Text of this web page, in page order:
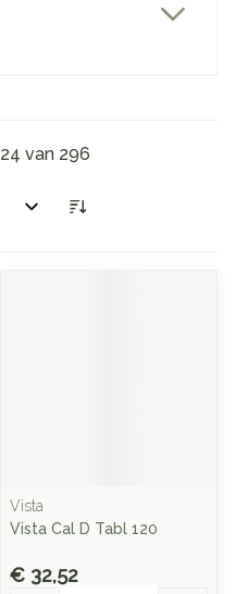
24 van 296
Vista
Vista Cal D Tabl 120
€ 32,52